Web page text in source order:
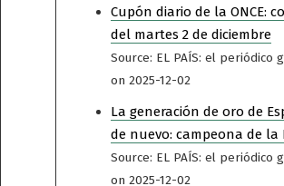
Cupón diario de la ONCE:
del martes 2 de diciembre
Source: EL PAÍS: el periódico
on 2025-12-02
La generación de oro de
de nuevo: campeona de la
Source: EL PAÍS: el periódico
on 2025-12-02